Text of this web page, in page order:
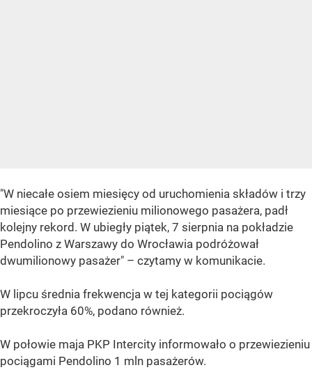
"W niecałe osiem miesięcy od uruchomienia składów i trzy
miesiące po przewiezieniu milionowego pasażera, padł
kolejny rekord. W ubiegły piątek, 7 sierpnia na pokładzie
Pendolino z Warszawy do Wrocławia podróżował
dwumilionowy pasażer" – czytamy w komunikacie.
W lipcu średnia frekwencja w tej kategorii pociągów
przekroczyła 60%, podano również.
W połowie maja PKP Intercity informowało o przewiezieniu
pociągami Pendolino 1 mln pasażerów.